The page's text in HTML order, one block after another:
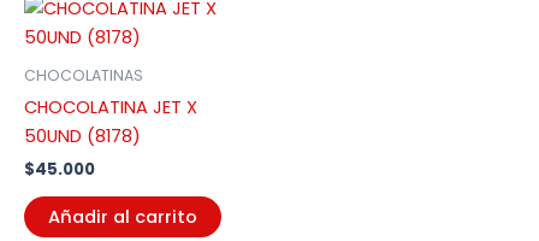
CHOCOLATINAS
CHOCOLATINA JET X
50UND (8178)
$45.000
Añadir al carrito